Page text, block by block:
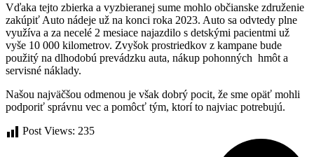
Vďaka tejto zbierka a vyzbieranej sume mohlo občianske združenie
zakúpiť Auto nádeje už na konci roka 2023. Auto sa odvtedy plne
využíva a za necelé 2 mesiace najazdilo s detskými pacientmi už
vyše 10 000 kilometrov. Zvyšok prostriedkov z kampane bude
použitý na dlhodobú prevádzku auta, nákup pohonných hmôt a
servisné náklady.
Našou najväčšou odmenou je však dobrý pocit, že sme opäť mohli
podporiť správnu vec a pomôcť tým, ktorí to najviac potrebujú.
Post Views: 235